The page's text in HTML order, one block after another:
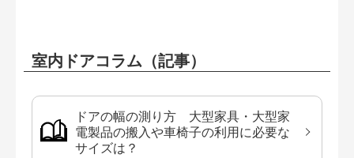
室内ドアコラム（記事）
ドアの幅の測り方 大型家具・大型家
電製品の搬入や車椅子の利用に必要な
サイズは？